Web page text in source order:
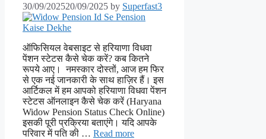
30/09/202520/09/2025 by Superfast3
ऑफिसियल वेबसाइट से हरियाणा विधवा
पेंशन स्टेटस कैसे चेक करें? कब कितने
रूपये आए। नमस्कार दोस्तों, आज हम फिर
से एक नई जानकारी के साथ हाज़िर हैं। इस
आर्टिकल में हम आपको हरियाणा विधवा पेंशन
स्टेटस ऑनलाइन कैसे चेक करें (Haryana
Widow Pension Status Check Online)
इसकी पूरी प्रक्रिया बताएंगे। यदि आपके
परिवार में पति की … Read more